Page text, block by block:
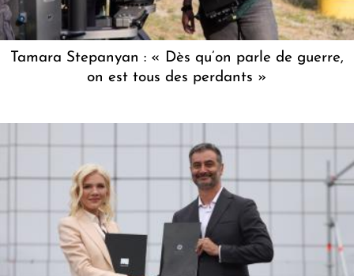
Tamara Stepanyan : « Dès qu’on parle de guerre,
on est tous des perdants »